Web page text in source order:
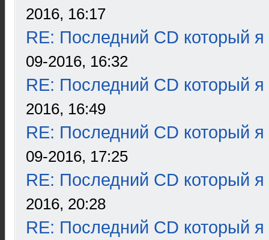
2016, 16:17
RE: Последний CD который я
09-2016, 16:32
RE: Последний CD который я
2016, 16:49
RE: Последний CD который я
09-2016, 17:25
RE: Последний CD который я
2016, 20:28
RE: Последний CD который я